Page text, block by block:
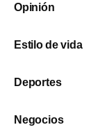
Opinión
Estilo de vida
Deportes
Negocios